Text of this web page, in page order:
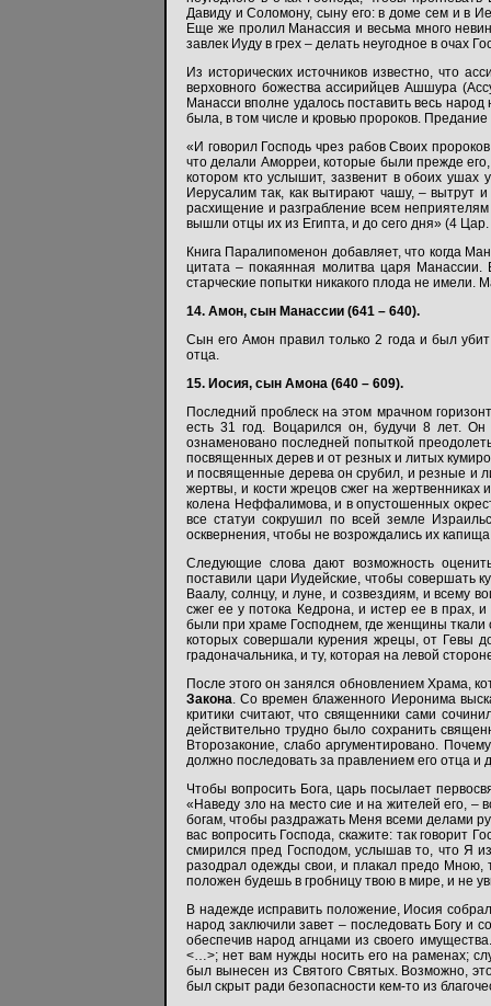
Давиду и Соломону, сыну его: в доме сем и в
Еще же пролил Манассия и весьма много
завлек Иуду в грех – делать неугодное в очах
Из исторических источников известно, что
верховного божества ассирийцев Ашшура
Манасси вполне удалось поставить весь
была, в том числе и кровью пророков. Предание
«И говорил Господь чрез рабов Своих
что делали Аморреи, которые были прежде
котором кто услышит, зазвенит в обоих
Иерусалим так, как вытирают чашу, – вытрут
расхищение и разграбление всем
вышли отцы их из Египта, и до сего дня» (4
Книга Паралипоменон добавляет, что когда
цитата – покаянная молитва царя
старческие попытки никакого плода не имели.
14. Амон, сын Манассии (641 – 640).
Сын его Амон правил только 2 года и был
отца.
15. Иосия, сын Амона (640 – 609).
Последний проблеск на этом мрачном
есть 31 год. Воцарился он, будучи 8 лет.
ознаменовано последней попыткой
посвященных дерев и от резных и литых
и посвященные дерева он срубил, и резные и
жертвы, и кости жрецов сжег на
колена Неффалимова, и в опустошенных
все статуи сокрушил по всей земле
осквернения, чтобы не возрождались их
Следующие слова дают возможность
поставили цари Иудейские, чтобы совершать
Ваалу, солнцу, и луне, и созвездиям, и всему
сжег ее у потока Кедрона, и истер ее в
были при храме Господнем, где женщины ткали
которых совершали курения жрецы, от Гевы
градоначальника, и ту, которая на левой
После этого он занялся обновлением Храма,
Закона. Со времен блаженного Иеронима
критики считают, что священники сами
действительно трудно было сохранить
Второзаконие, слабо аргументировано.
должно последовать за правлением его отца и
Чтобы вопросить Бога, царь посылает
«Наведу зло на место сие и на жителей его, –
богам, чтобы раздражать Меня всеми делами
вас вопросить Господа, скажите: так говорит
смирился пред Господом, услышав то, что Я
разодрал одежды свои, и плакал предо Мною,
положен будешь в гробницу твою в мире, и не
В надежде исправить положение, Иосия
народ заключили завет – последовать Богу и
обеспечив народ агнцами из своего
<…>; нет вам нужды носить его на раменах;
был вынесен из Святого Святых. Возможно,
был скрыт ради безопасности кем-то из